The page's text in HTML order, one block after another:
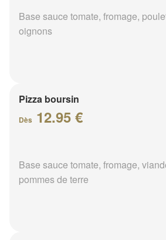
Base sauce tomate, fromage,
oignons
Pizza boursin
Dès 12.95 €
Base sauce tomate, fromage,
pommes de terre